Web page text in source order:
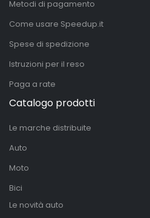
Metodi di pagamento
Come usare Speedup.it
Spese di spedizione
Istruzioni per il reso
Paga a rate
Catalogo prodotti
Le marche distribuite
Auto
Moto
Bici
Le novità auto